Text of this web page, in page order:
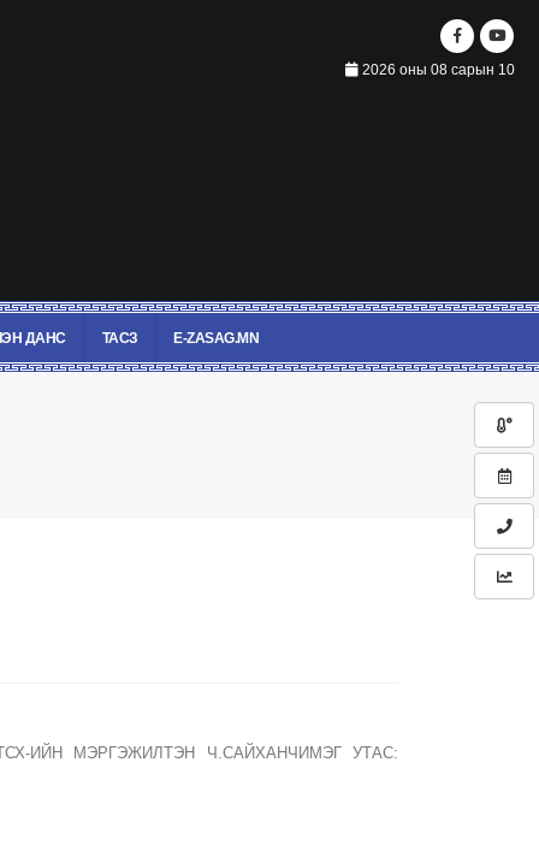
2026 оны 08 сарын 10
ДАНС ТАСЗ E-ZASAG.MN
ИЙН МЭРГЭЖИЛТЭН Ч.САЙХАНЧИМЭГ УТАС: